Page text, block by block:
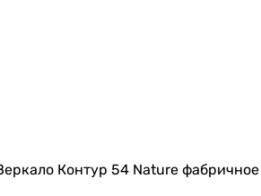
Контур 54 Nature фабричное